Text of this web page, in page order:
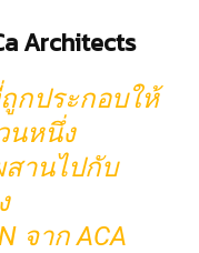
Architects
กประกอบให้
นหนึ่ง
านไปกับ
จาก ACA